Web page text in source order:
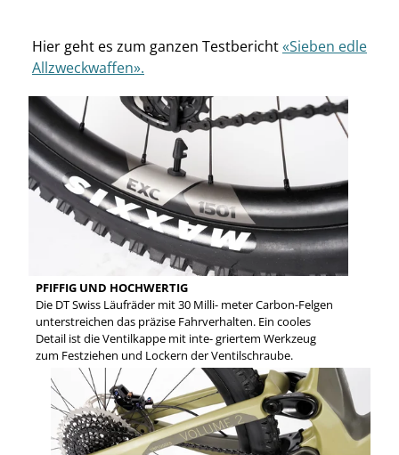
Hier geht es zum ganzen Testbericht«Sieben edle
Allzweckwaffen».
PFIFFIG UND HOCHWERTIG
Die DT Swiss Läufräder mit 30 Milli- meter Carbon-Felgen
unterstreichen das präzise Fahrverhalten. Ein cooles
Detail ist die Ventilkappe mit inte- griertem Werkzeug
zum Festziehen und Lockern der Ventilschraube.